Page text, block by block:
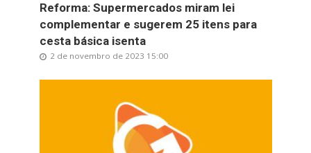
Reforma: Supermercados miram lei
complementar e sugerem 25 itens para
cesta básica isenta
2 de novembro de 2023 15:00